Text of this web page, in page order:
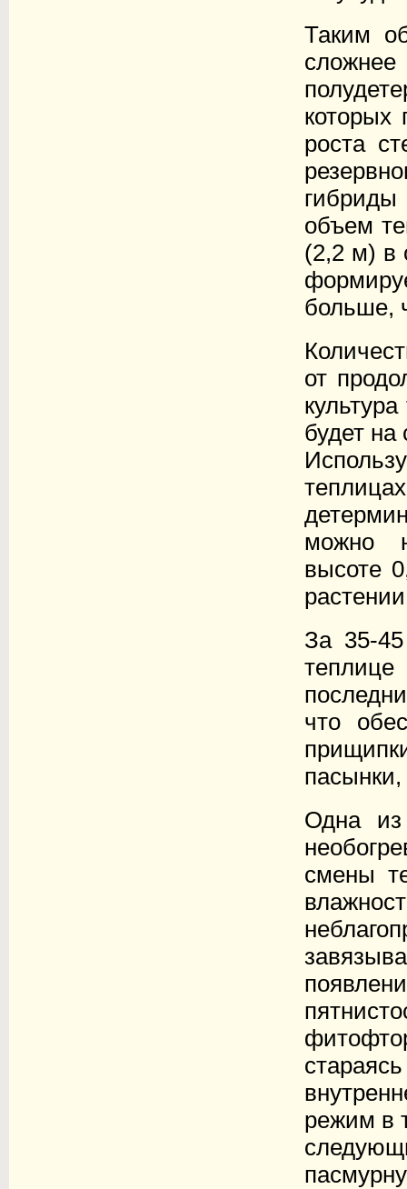
Таким
которых
роста
гибриды
объем
(2,2 м) в
больше,
от
будет
можно
высоте
За 35-
что
Одна из
смены
режим в